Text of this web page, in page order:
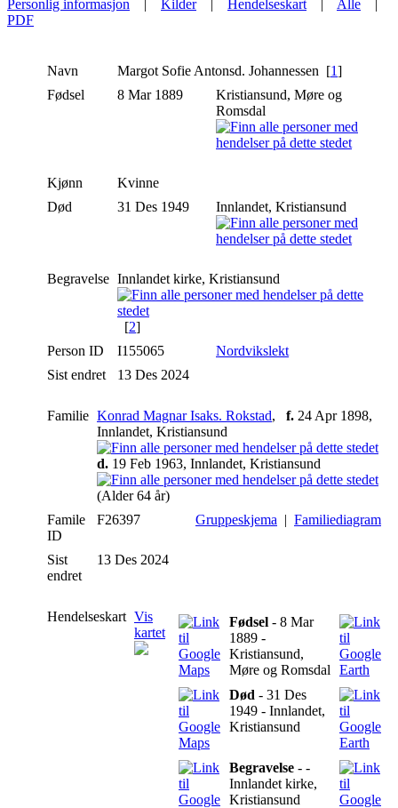
Personlig informasjon | Kilder| Hendelseskart | Alle |
PDF
Navn Margot Sofie Antonsd. Johannessen [1]
Fødsel
8 Mar 1889
Kristiansund, Møre og
Romsdal
Kjønn
Kvinne
Død
31 Des 1949 Innlandet, Kristiansund
Begravelse Innlandet kirke, Kristiansund
[2]
Person ID
I155065
Nordvikslekt
Sist endret
13 Des 2024
Familie Konrad Magnar Isaks. Rokstad, f. 24 Apr 1898,
Innlandet, Kristiansund
d. 19 Feb 1963, Innlandet, Kristiansund
(Alder 64 år)
Famile
ID
F26397 Gruppeskjema | Familiediagram
Sist
endret
13 Des 2024
Hendelseskart Vis
kartet
Fødsel - 8 Mar
1889 -
Kristiansund,
Møre og Romsdal
Død - 31 Des
1949 - Innlandet,
Kristiansund
Begravelse - -
Innlandet kirke,
Kristiansund